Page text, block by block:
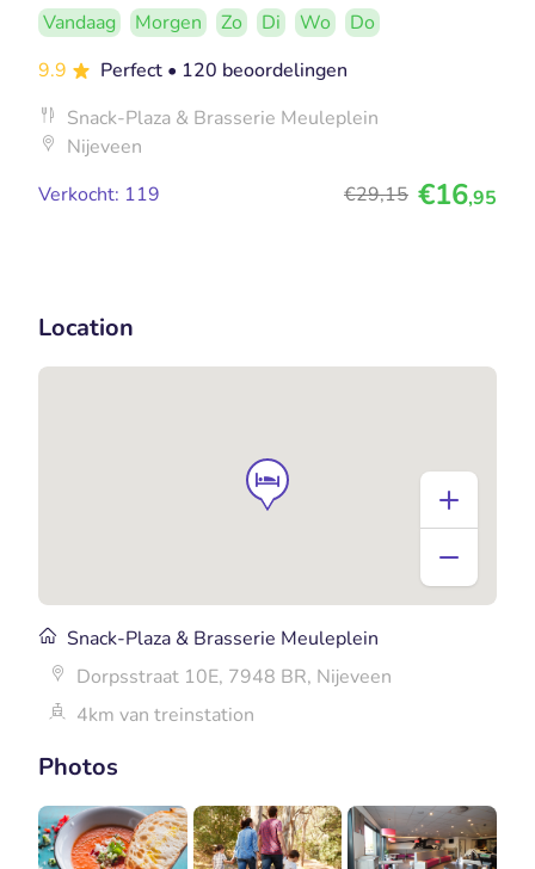
Vandaag Morgen Zo Di Wo
Do
9.9
Perfect • 120 beoordelingen
Snack-Plaza & Brasserie Meuleplein
Nijeveen
Verkocht: 119
€29,15 €16,95
Photos
Location
Snack-Plaza & Brasserie Meuleplein
Dorpsstraat 10E, 7948 BR, Nijeveen
4km van treinstation